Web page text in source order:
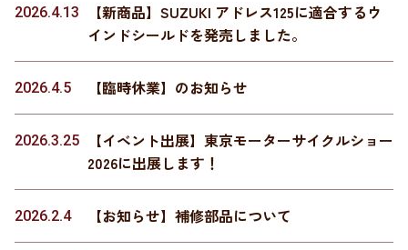
2026.4.13
【新商品】SUZUKI アドレス125に適合するウ
インドシールドを発売しました。
2026.4.5 【臨時休業】のお知らせ
2026.3.25
【イベント出展】東京モーターサイクルショー
2026に出展します！
2026.2.4 【お知らせ】補修部品について